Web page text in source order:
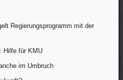
Regierungsprogramm mit der
Hilfe für KMU
im Umbruch